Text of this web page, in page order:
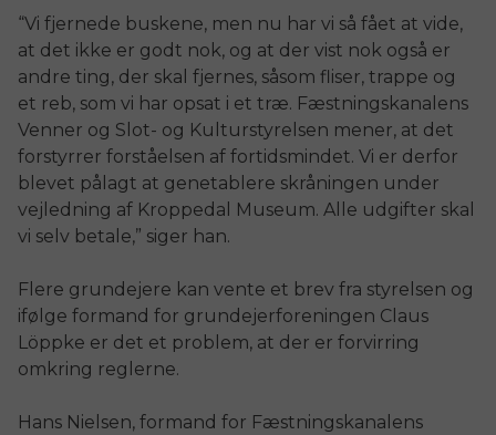
“Vi fjernede buskene, men nu har vi så fået at vide,
at det ikke er godt nok, og at der vist nok også er
andre ting, der skal fjernes, såsom fliser, trappe og
et reb, som vi har opsat i et træ. Fæstningskanalens
Venner og Slot- og Kulturstyrelsen mener, at det
forstyrrer forståelsen af fortidsmindet. Vi er derfor
blevet pålagt at genetablere skråningen under
vejledning af Kroppedal Museum. Alle udgifter skal
vi selv betale,” siger han.
Flere grundejere kan vente et brev fra styrelsen og
ifølge formand for grundejerforeningen Claus
Löppke er det et problem, at der er forvirring
omkring reglerne.
Hans Nielsen, formand for Fæstningskanalens